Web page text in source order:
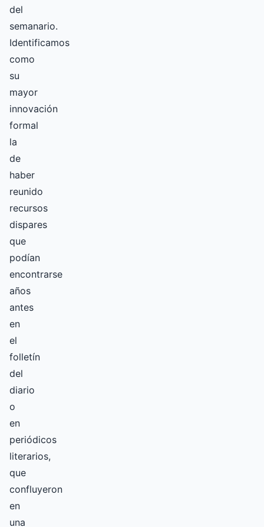
del
semanario.
Identificamos
como
su
mayor
innovación
formal
la
de
haber
reunido
recursos
dispares
que
podían
encontrarse
años
antes
en
el
folletín
del
diario
o
en
periódicos
literarios,
que
confluyeron
en
una